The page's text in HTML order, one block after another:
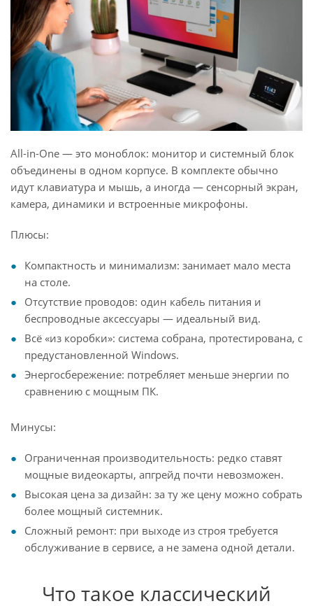
All-in-One — это моноблок: монитор и системный блок
объединены в одном корпусе. В комплекте обычно
идут клавиатура и мышь, а иногда — сенсорный экран,
камера, динамики и встроенные микрофоны.
Плюсы:
Компактность и минимализм: занимает мало места
на столе.
Отсутствие проводов: один кабель питания и
беспроводные аксессуары — идеальный вид.
Всё «из коробки»: система собрана, протестирована, с
предустановленной Windows.
Энергосбережение: потребляет меньше энергии по
сравнению с мощным ПК.
Минусы:
Ограниченная производительность: редко ставят
мощные видеокарты, апгрейд почти невозможен.
Высокая цена за дизайн: за ту же цену можно собрать
более мощный системник.
Сложный ремонт: при выходе из строя требуется
обслуживание в сервисе, а не замена одной детали.
Что такое классический